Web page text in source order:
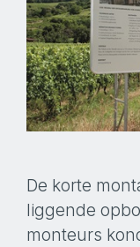
De korte
liggende
monteurs